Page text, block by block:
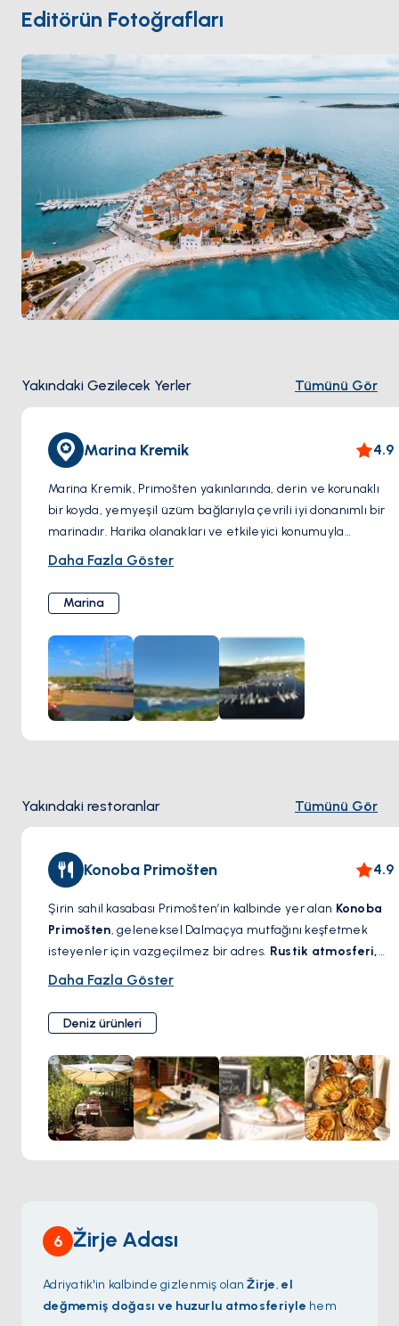
konobasını barındırıyor. Çevredeki anakara kırmızı
karst topraklarındaPrimošten bağları
— UNESCO tarafından tanınan bir kültürel manzara
— ve yerli Babić kırmızı şarabını üretiyor. Primošten
kuzeydeŠibenik'ten 60 dakika ve güneyde
Trogir'den 90 dakika. SezonNisan ile Ekim
açık.
Editörün Fotoğrafları
Yakındaki Gezilecek Yerler Tümünü Gör
Marina Kremik 4.9
Marina Kremik, Primošten yakınlarında, derin ve korunaklı
bir koyda, yemyeşil üzüm bağlarıyla çevrili iyi donanımlı bir
marinadır. Harika olanakları ve etkileyici konumuyla
Adriyatik’i keşfeden denizciler için mükemmel bir başlangıç
istasyonu ve yakınlardaki yemek seçenekleri gibi kaliteli
hizmetler sunar. Primošten’e ve ünlü Babić bağlarına olan
yakınlığıyla, hem dinlenmek hem de keşfetmek için ideal
bir noktadır.
Daha Fazla Göster
Marina
Yakındaki restoranlar Tümünü Gör
Konoba Primošten 4.9
Şirin sahil kasabası Primošten’in kalbinde yer alan Konoba
Primošten, geleneksel Dalmaçya mutfağını keşfetmek
isteyenler için vazgeçilmez bir adres. Rustik atmosferi,
taze deniz ürünleri ve geleneksel ızgara etleriyle
Pasticada, peka usulü ahtapot ve yerel şaraplar
tadabileceğiniz en özel tatlardan bazıları. Samimi hizmeti
ve sıcak ortamıylaKonoba Primošten, Adriyatik’in zengin
mutfak kültürünü yaşatan bir gastronomik durak.
Daha Fazla Göster
Deniz ürünleri
6 Žirje Adası
Adriyatik'in kalbinde gizlenmiş olanŽirje,el
değmemiş doğası ve huzurlu atmosferiyle hem